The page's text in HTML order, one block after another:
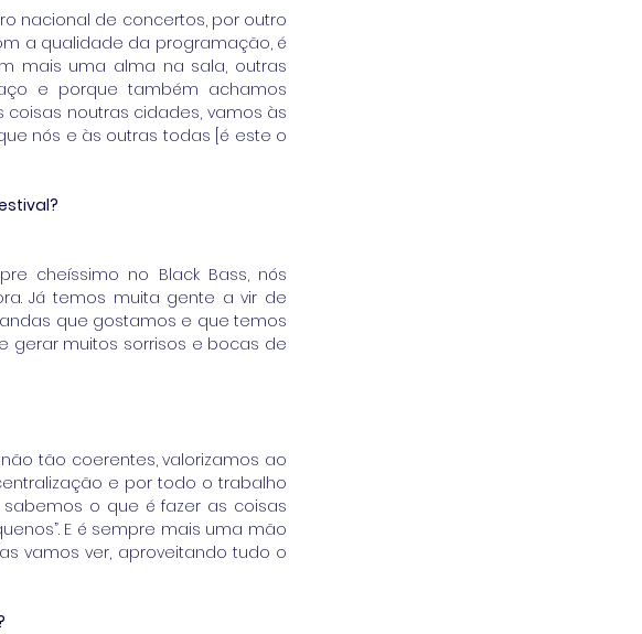
nacional de concertos, por outro
a qualidade da programação, é
mais uma alma na sala, outras
e porque também achamos
noutras cidades, vamos às
nós e às outras todas [é este o
cheíssimo no Black Bass, nós
Já temos muita gente a vir de
que gostamos e que temos
gerar muitos sorrisos e bocas de
tão coerentes, valorizamos ao
e por todo o trabalho
o que é fazer as coisas
E é sempre mais uma mão
vamos ver, aproveitando tudo o